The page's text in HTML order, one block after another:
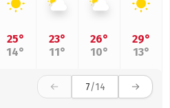
25°
14°
23°
11°
26°
10°
29°
13°
7/14